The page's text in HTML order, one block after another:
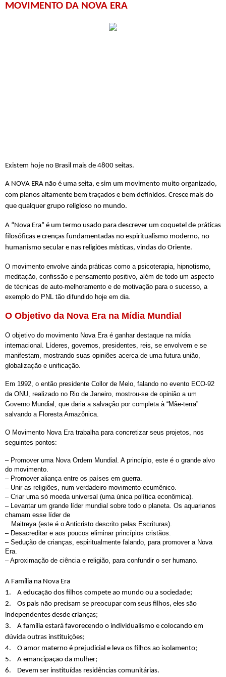
MOVIMENTO DA NOVA ERA
Existem hoje no Brasil mais de 4800 seitas.
A NOVA ERA não é uma seita, e sim um movimento muito organizado,
com planos altamente bem traçados e bem definidos. Cresce mais do
que qualquer grupo religioso no mundo.
A “Nova Era” é um termo usado para descrever um coquetel de práticas
filosóficas e crenças fundamentadas no espiritualismo moderno, no
humanismo secular e nas religiões místicas, vindas do Oriente.
O movimento envolve ainda práticas como a psicoterapia, hipnotismo,
meditação, confissão e pensamento positivo, além de todo um aspecto
de técnicas de auto-melhoramento e de motivação para o sucesso, a
exemplo do PNL tão difundido hoje em dia.
O Objetivo da Nova Era na Mídia Mundial
O objetivo do movimento Nova Era é ganhar destaque na mídia
internacional. Líderes, governos, presidentes, reis, se envolvem e se
manifestam, mostrando suas opiniões acerca de uma futura união,
globalização e unificação.
Em 1992, o então presidente Collor de Melo, falando no evento ECO-92
da ONU, realizado no Rio de Janeiro, mostrou-se de opinião a um
Governo Mundial, que daria a salvação por completa à “Mãe-terra”
salvando a Floresta Amazônica.
O Movimento Nova Era trabalha para concretizar seus projetos, nos
seguintes pontos:
– Promover uma Nova Ordem Mundial. A princípio, este é o grande alvo
do movimento.
– Promover aliança entre os países em guerra.
– Unir as religiões, num verdadeiro movimento ecumênico.
– Criar uma só moeda universal (uma única política econômica).
– Levantar um grande líder mundial sobre todo o planeta. Os aquarianos
chamam esse líder de
Maitreya (este é o Anticristo descrito pelas Escrituras).
– Desacreditar e aos poucos eliminar princípios cristãos.
– Sedução de crianças, espiritualmente falando, para promover a Nova
Era.
– Aproximação de ciência e religião, para confundir o ser humano.
A Família na Nova Era
1.
A educação dos filhos compete ao mundo ou a sociedade;
2.
Os pais não precisam se preocupar com seus filhos, eles são
independentes desde crianças;
3.
A família estará favorecendo o individualismo e colocando em
dúvida outras instituições;
4.
O amor materno é prejudicial e leva os filhos ao isolamento;
5.
A emancipação da mulher;
6.
Devem ser instituídas residências comunitárias.